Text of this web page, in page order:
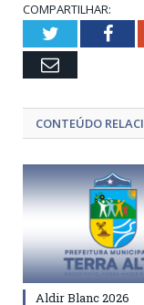
COMPARTILHAR:
Twitter
Email
CONTEÚDO
Aldir Blanc 2026